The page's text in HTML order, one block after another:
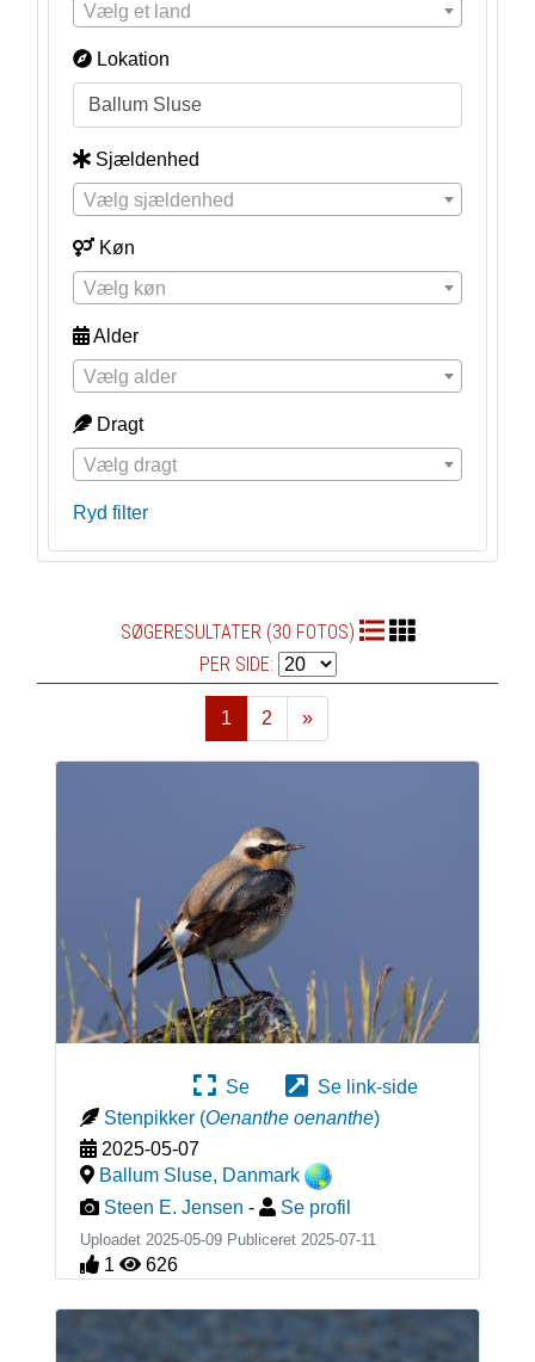
Vælg et land
Lokation
Sjældenhed
Vælg sjældenhed
Køn
Vælg køn
Alder
Vælg alder
Dragt
Vælg dragt
Ryd filter
SØGERESULTATER (30 FOTOS)
PER SIDE:
1 2
»
Næste
Se
Se link-side
Stenpikker (Oenanthe oenanthe)
2025-05-07
Ballum Sluse, Danmark
Steen E. Jensen - Se profil
Uploadet 2025-05-09 Publiceret 2025-07-11
1 626